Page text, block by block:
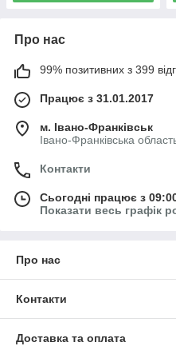
Про нас
99% позитивних з 399
Працює з 31.01.2017
м. Івано-Франківськ
Івано-Франківська
Контакти
Сьогодні працює з
Показати весь графік
Про нас
Контакти
Доставка та оплата